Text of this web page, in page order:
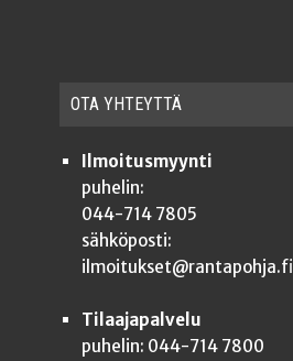
OTA YHTEYT­TÄ
Ilmoitusmyynti
puhelin:
044-714 7805
sähköposti:
ilmoitukset@rantapohja.fi
Tilaajapalvelu
puhelin: 044-714 7800